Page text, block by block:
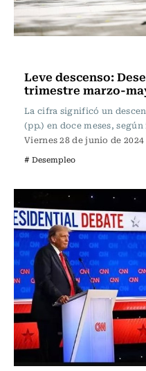
Leve descenso:
trimestre marzo-
La cifra significó un
(pp.) en doce meses,
Viernes 28 de junio de 2024
# Desempleo